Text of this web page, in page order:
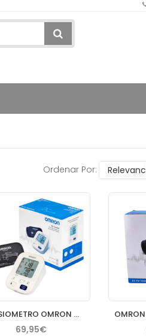
Ordenar Por:
TENSIOMETRO OMRON M3
69,95€